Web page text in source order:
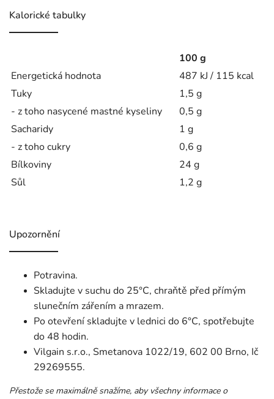
Kalorické tabulky
100 g
Energetická hodnota
487 kJ / 115 kcal
Tuky
1,5 g
- z toho nasycené mastné kyseliny
0,5 g
Sacharidy
1 g
- z toho cukry
0,6 g
Bílkoviny
24 g
Sůl
1,2 g
Upozornění
Potravina.
Skladujte v suchu do 25°C, chraňtě před přímým
slunečním zářením a mrazem.
Po otevření skladujte v lednici do 6°C, spotřebujte
do 48 hodin.
Vilgain s.r.o., Smetanova 1022/19, 602 00 Brno, Ič
29269555.
Přestože se maximálně snažíme, aby všechny informace o